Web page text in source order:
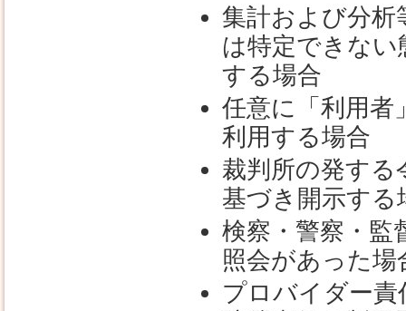
集計および分
は特定できな
する場合
任意に「利用者
利用する場合
裁判所の発する
基づき開示する
検察・警察・監
照会があった場
プロバイダー責